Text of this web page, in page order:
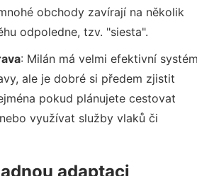
obchody zavírají na několik
odpoledne, tzv. "siesta".
: Milán má velmi efektivní
ale je dobré si předem zjistit
pokud plánujete cestovat
využívat služby vlaků či
adaptaci